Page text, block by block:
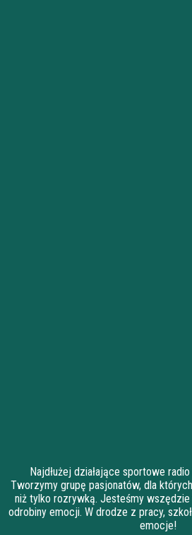
Najdłużej działające sportowe
Tworzymy grupę pasjonatów, dla
niż tylko rozrywką. Jesteśmy
odrobiny emocji. W drodze z pracy,
emocje!